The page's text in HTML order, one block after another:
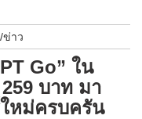
ข่าว
Go” ใน
บาท มา
หม่ครบครัน